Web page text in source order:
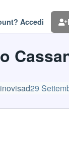
Accedi
29